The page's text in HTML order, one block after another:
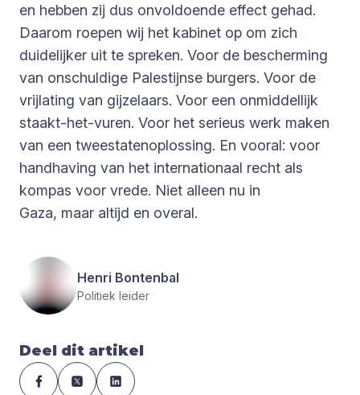
en hebben zij dus onvoldoende effect gehad.
Daarom roepen wij het kabinet op om zich
duidelijker uit te spreken. Voor de bescherming
van onschuldige Palestijnse burgers. Voor de
vrijlating van gijzelaars. Voor een onmiddellijk
staakt-het-vuren. Voor het serieus werk maken
van een tweestatenoplossing. En vooral: voor
handhaving van het internationaal recht als
kompas voor vrede. Niet alleen nu in
Gaza, maar altijd en overal.
Henri Bontenbal
Politiek leider
Deel dit artikel